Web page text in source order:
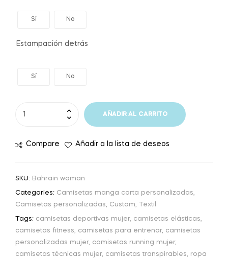
Sí No
Estampación detrás
Sí No
AÑADIR AL CARRITO
Compare Añadir a la lista de deseos
SKU: Bahrain woman
Categories: Camisetas manga corta personalizadas,
Camisetas personalizadas, Custom, Textil
Tags: camisetas deportivas mujer, camisetas elásticas,
camisetas fitness, camisetas para entrenar, camisetas
personalizadas mujer, camisetas running mujer,
camisetas técnicas mujer, camisetas transpirables, ropa